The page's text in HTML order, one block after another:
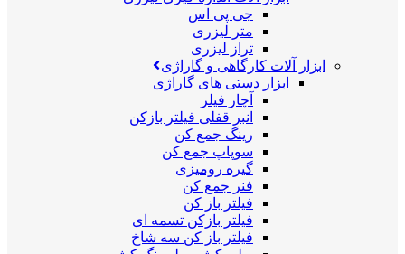
جی پی اس
متر لیزری
تراز لیزری
ابزار آلات کارگاهی و گاراژی
ابزار دستی های گاراژی
آچار فیلر
انبر قفلی فیلتر بازکن
رینگ جمع کن
سوپاپ جمع کن
گیره رومیزی
فنر جمع کن
فیلتر باز کن
فیلتر بازکن تسمه ای
فیلتر باز کن سه شاخ